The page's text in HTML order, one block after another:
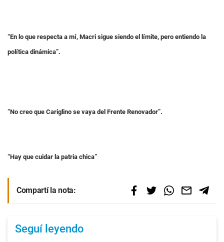
“En lo que respecta a mí, Macri sigue siendo el límite, pero entiendo la
política dinámica”.
“No creo que Cariglino se vaya del Frente Renovador”.
“Hay que cuidar la patria chica”
Compartí la nota:
Seguí leyendo